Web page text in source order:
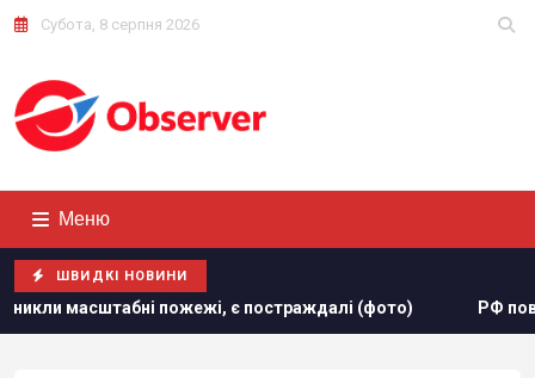
Субота, 8 серпня 2026
Меню
ШВИДКІ НОВИНИ
пожежі, є постраждалі (фото) РФ повністю знищила